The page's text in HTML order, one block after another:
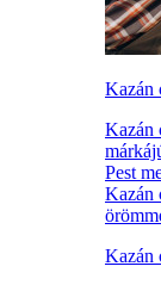
Kazán
Kazán
Pest
Kazán
Kazán